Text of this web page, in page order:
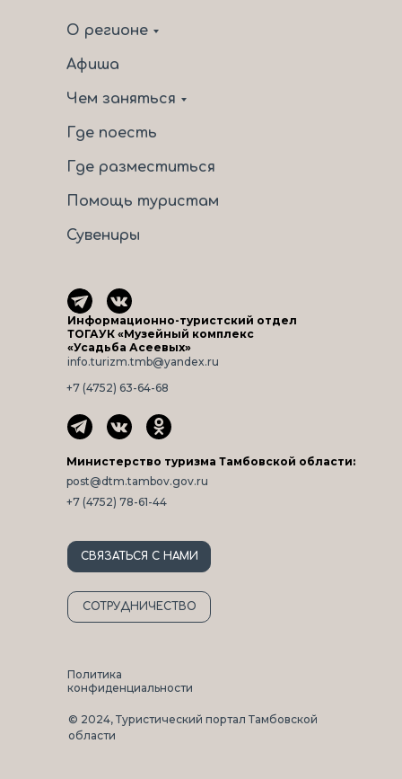
О регионе
Афиша
Чем заняться
Где поесть
Где разместиться
Помощь туристам
© 2024, Туристический портал Тамбовской
области
СВЯЗАТЬСЯ С НАМИ
info.turizm.tmb@yandex.ru
Политика
конфиденциальности
Сувениры
СОТРУДНИЧЕСТВО
Информационно-туристский отдел
ТОГАУК «Музейный комплекс
«Усадьба Асеевых»
+7 (4752) 63-64-68
post@dtm.tambov.gov.ru
Министерство туризма Тамбовской области:
+7 (4752) 78-61-44